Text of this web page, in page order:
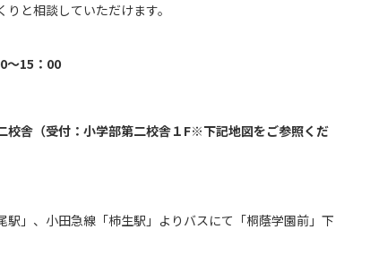
と相談していただけます。
～15：00
校舎（受付：小学部第二校舎１F※下記地図をご参照くだ
駅」、小田急線「柿生駅」よりバスにて「桐蔭学園前」下